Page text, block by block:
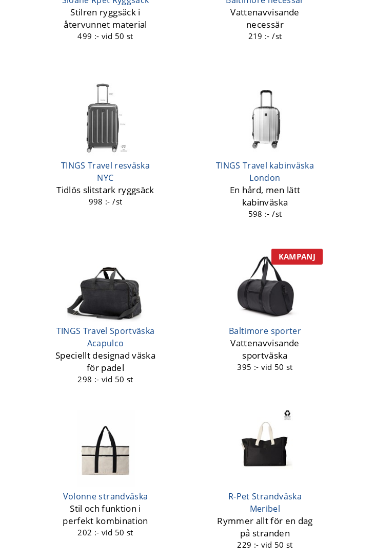
Stilren ryggsäck i
återvunnet material
499 :- vid 50 st
Vattenavvisande
necessär
219 :- /st
TINGS Travel resväska
NYC
Tidlös slitstark ryggsäck
998 :- /st
TINGS Travel kabinväska
London
En hård, men lätt
kabinväska
598 :- /st
TINGS Travel Sportväska
Acapulco
Speciellt designad väska
för padel
298 :- vid 50 st
KAMPANJ
Baltimore sporter
Vattenavvisande
sportväska
395 :- vid 50 st
Volonne strandväska
Stil och funktion i
perfekt kombination
202 :- vid 50 st
R-Pet Strandväska
Meribel
Rymmer allt för en dag
på stranden
229 :- vid 50 st